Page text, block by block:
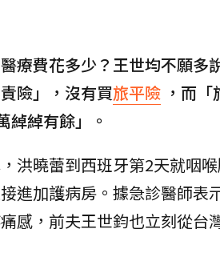
療費花多少？王世均不願多
險」，沒有買旅平險 ，而
綽綽有餘」。
洪曉蕾到西班牙第2天就咽
進加護病房。據急診醫師表
感，前夫王世鈞也立刻從台